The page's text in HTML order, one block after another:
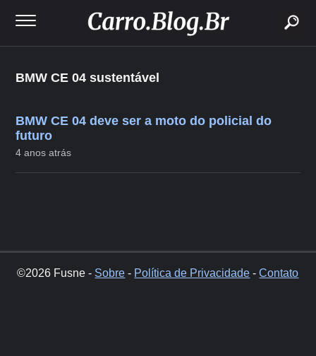
BMW CE 04 sustentável
BMW CE 04 deve ser a moto do policial do
futuro
4 anos atrás
©2026 Fusne - Sobre - Política de Privacidade -Contato